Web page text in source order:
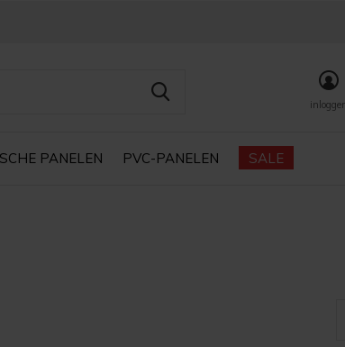
PANELEN PVC-PANELEN SALE